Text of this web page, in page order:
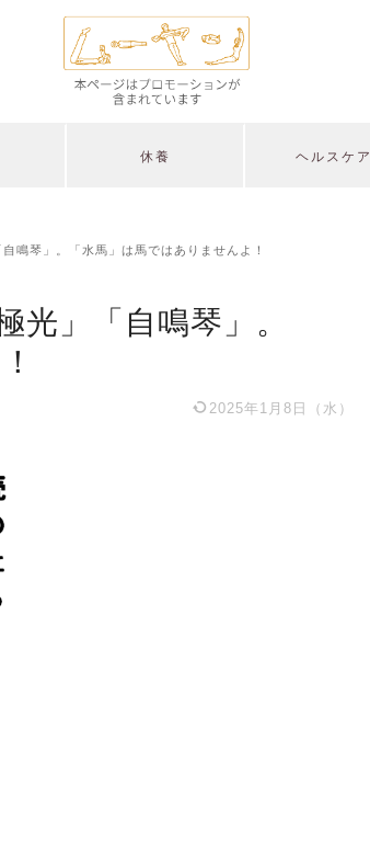
休養 ヘルスケア
鳴琴」。「水馬」は馬ではありませんよ！
光」「自鳴琴」。
2025年1月8日（水）